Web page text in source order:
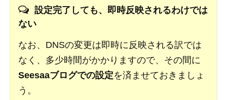
設定完了しても、即時反映されるわけでは
ない
なお、DNSの変更は即時に反映される訳では
なく、多少時間がかかりますので、その間に
Seesaaブログでの設定を済ませておきましょ
う。